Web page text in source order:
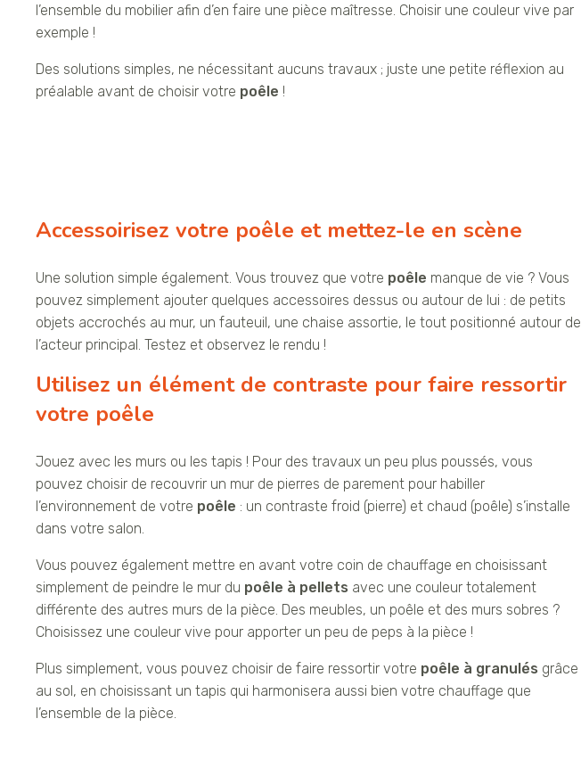
l’ensemble du mobilier afin d’en faire une pièce maîtresse. Choisir une couleur vive par
exemple !
Des solutions simples, ne nécessitant aucuns travaux ; juste une petite réflexion au
préalable avant de choisir votre poêle !
Accessoirisez votre poêle et mettez-le en scène
Une solution simple également. Vous trouvez que votre poêle manque de vie ? Vous
pouvez simplement ajouter quelques accessoires dessus ou autour de lui : de petits
objets accrochés au mur, un fauteuil, une chaise assortie, le tout positionné autour de
l’acteur principal. Testez et observez le rendu !
Utilisez un élément de contraste pour faire ressortir
votre poêle
Jouez avec les murs ou les tapis ! Pour des travaux un peu plus poussés, vous
pouvez choisir de recouvrir un mur de pierres de parement pour habiller
l’environnement de votre poêle : un contraste froid (pierre) et chaud (poêle) s’installe
dans votre salon.
Vous pouvez également mettre en avant votre coin de chauffage en choisissant
simplement de peindre le mur du poêle à pellets avec une couleur totalement
différente des autres murs de la pièce. Des meubles, un poêle et des murs sobres ?
Choisissez une couleur vive pour apporter un peu de peps à la pièce !
Plus simplement, vous pouvez choisir de faire ressortir votre poêle à granulés grâce
au sol, en choisissant un tapis qui harmonisera aussi bien votre chauffage que
l’ensemble de la pièce.